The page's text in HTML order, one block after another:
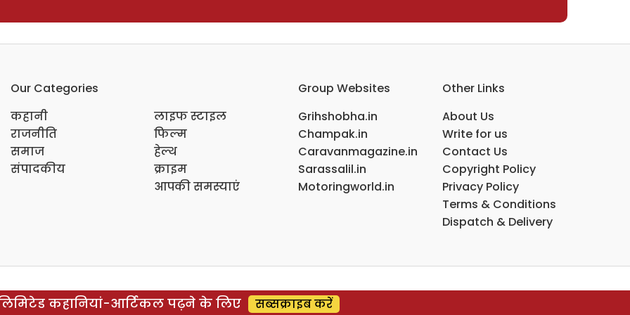
Our Categories
कहानी
राजनीति
समाज
संपादकीय
लाइफ स्टाइल
फिल्म
हेल्थ
क्राइम
आपकी समस्याएं
Group Websites
Grihshobha.in
Champak.in
Caravanmagazine.in
Sarassalil.in
Motoringworld.in
Other Links
About Us
Write for us
Contact Us
Copyright Policy
Privacy Policy
Terms & Conditions
Dispatch & Delivery
कहानियां-आर्टिकल पढ़ने के लिए सब्सक्राइब करें